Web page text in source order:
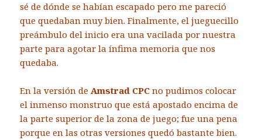
sé de dónde se habían escapado pero me pareció
que quedaban muy bien. Finalmente, el jueguecillo
preámbulo del inicio era una vacilada por nuestra
parte para agotar la ínfima memoria que nos
quedaba.
En la versión deAmstrad CPC no pudimos colocar
el inmenso monstruo que está apostado encima de
la parte superior de la zona de juego; fue una pena
porque en las otras versiones quedó bastante bien.